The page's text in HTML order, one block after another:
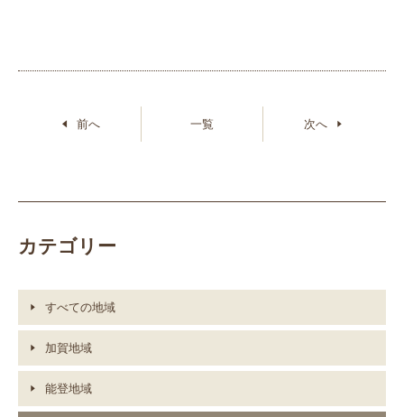
前へ 一覧 次へ
カテゴリー
すべての地域
加賀地域
能登地域